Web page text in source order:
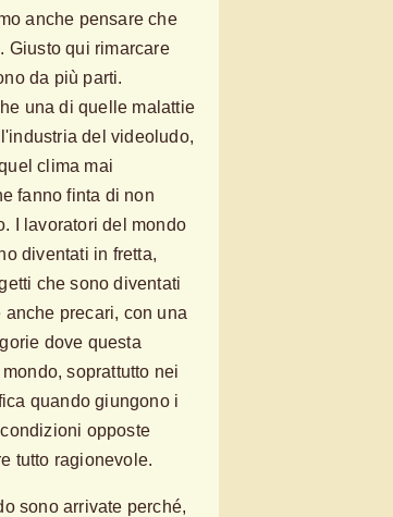
anche pensare che
Giusto qui rimarcare
da più parti.
una di quelle malattie
del videoludo,
clima mai
fanno finta di non
I lavoratori del mondo
diventati in fretta,
che sono diventati
precari, con una
dove questa
soprattutto nei
quando giungono i
opposte
tutto ragionevole.
sono arrivate perché,